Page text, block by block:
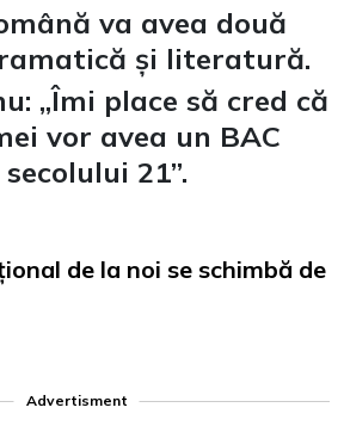
va avea două
și literatură.
„Îmi place să cred că
vor avea un BAC
21”.
de la noi se schimbă de
Advertisment